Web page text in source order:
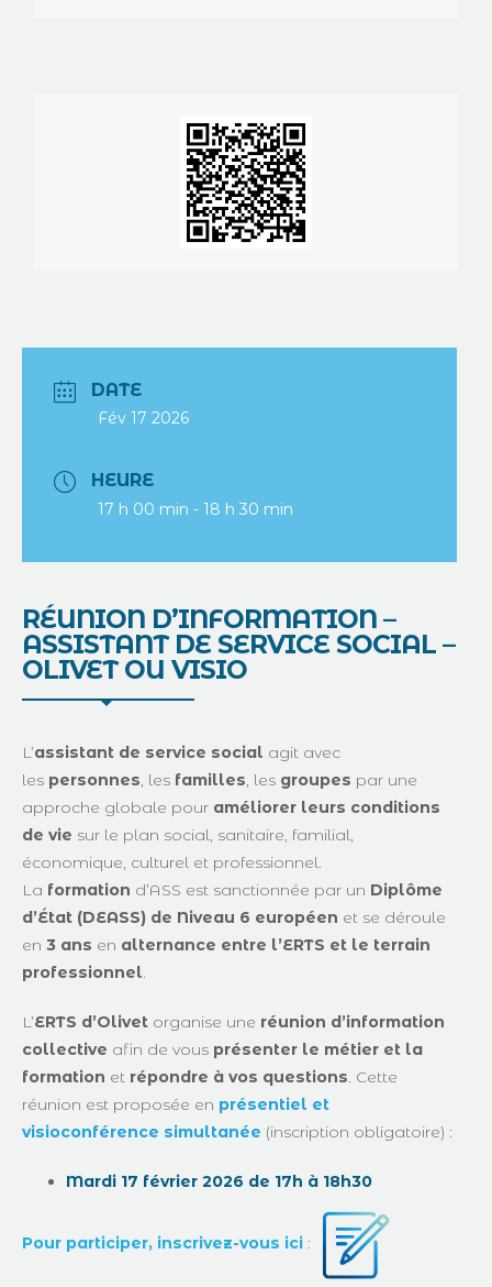
DATE
Fév 17 2026
HEURE
17 h 00 min - 18 h 30 min
RÉUNION D’INFORMATION –
ASSISTANT DE SERVICE SOCIAL –
OLIVET OU VISIO
L’assistant de service social agit avec
les personnes, les familles, les groupes par une
approche globale pour améliorer leurs conditions
de vie sur le plan social, sanitaire, familial,
économique, culturel et professionnel.
La formation d’ASS est sanctionnée par un Diplôme
d’État (DEASS) de Niveau 6 européen et se déroule
en3 ans en alternance entre l’ERTS et le terrain
professionnel.
L’ERTS d’Olivet organise une réunion d’information
collective afin de vous présenter le métier et la
formation et répondre à vos questions. Cette
réunion est proposée en présentiel et
visioconférence simultanée (inscription obligatoire) :
Mardi 17 février 2026 de 17h à 18h30
Pour participer, inscrivez-vous ici :